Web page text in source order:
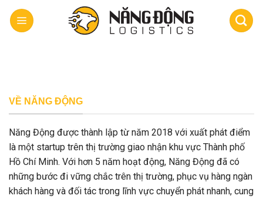
Skip
content
VỀ NĂNG ĐỘNG
Năng Động được thành lập từ năm 2018 với xuất phát điểm
là một startup trên thị trường giao nhận khu vực Thành phố
Hồ Chí Minh. Với hơn 5 năm hoạt động, Năng Động đã có
những bước đi vững chắc trên thị trường, phục vụ hàng ngàn
khách hàng và đối tác trong lĩnh vực chuyển phát nhanh, cung